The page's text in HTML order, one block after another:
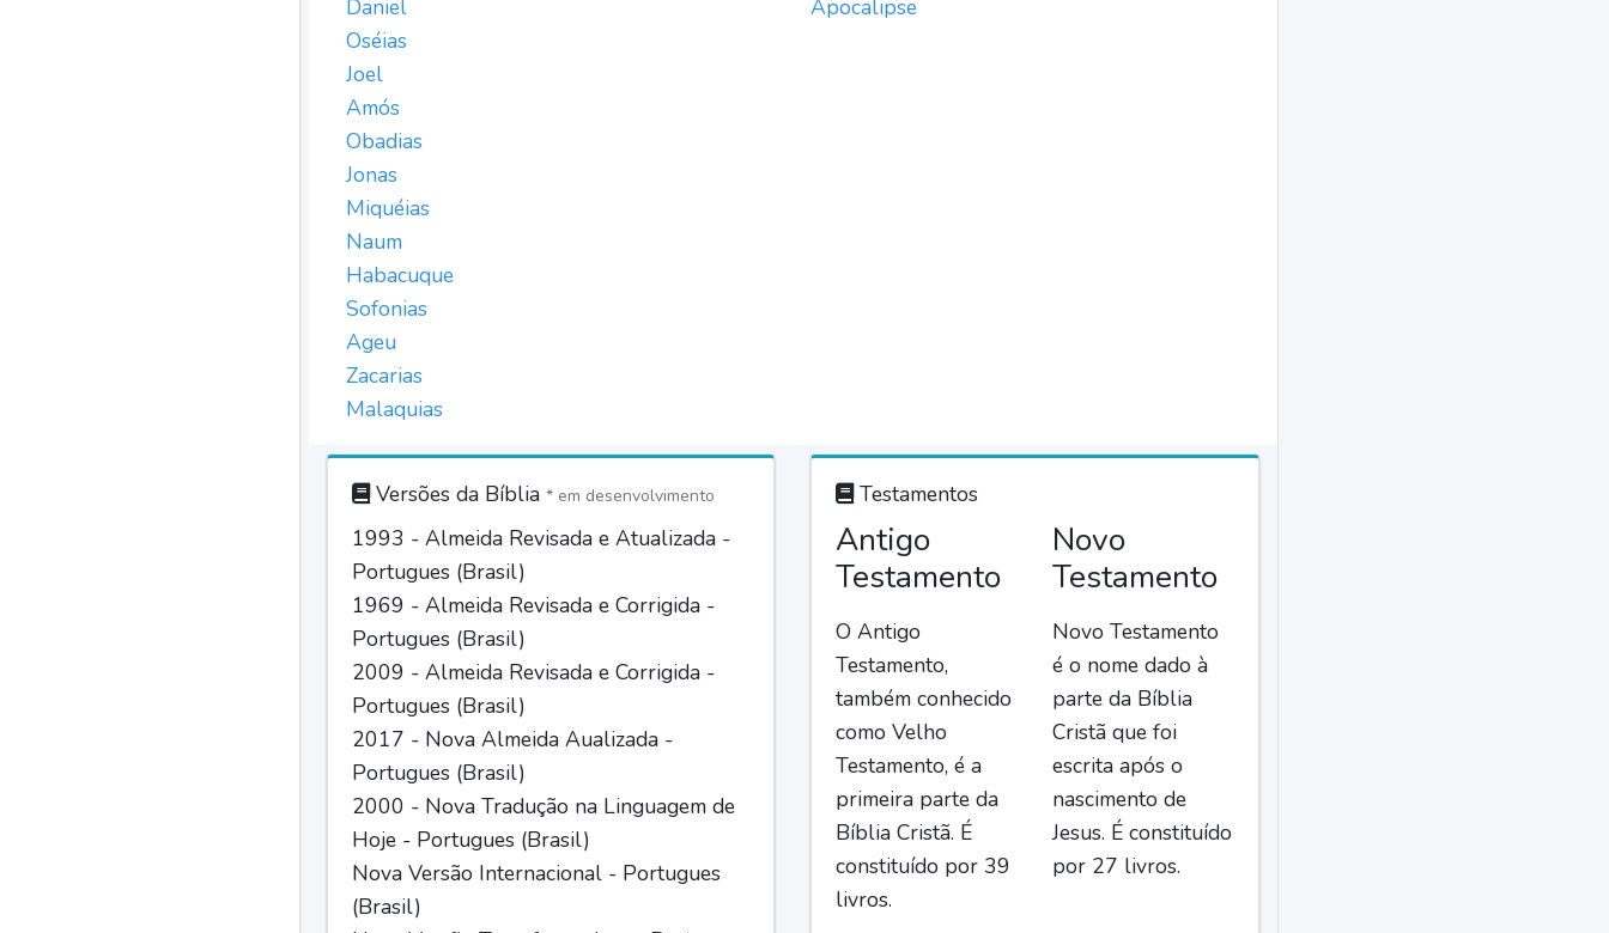
Daniel
Oséias
Joel
Amós
Obadias
Jonas
Miquéias
Naum
Habacuque
Sofonias
Ageu
Zacarias
Malaquias
Apocalipse
Versões da Bíblia * em desenvolvimento
1993 - Almeida Revisada e Atualizada -
Portugues (Brasil)
1969 - Almeida Revisada e Corrigida -
Portugues (Brasil)
2009 - Almeida Revisada e Corrigida -
Portugues (Brasil)
2017 - Nova Almeida Aualizada -
Portugues (Brasil)
2000 - Nova Tradução na Linguagem de
Hoje - Portugues (Brasil)
Nova Versão Internacional - Portugues
(Brasil)
Testamentos
Antigo
Testamento
O Antigo
Testamento,
também conhecido
como Velho
Testamento, é a
primeira parte da
Bíblia Cristã. É
constituído por 39
livros.
Novo
Testamento
Novo Testamento
é o nome dado à
parte da Bíblia
Cristã que foi
escrita após o
nascimento de
Jesus. É constituído
por 27 livros.